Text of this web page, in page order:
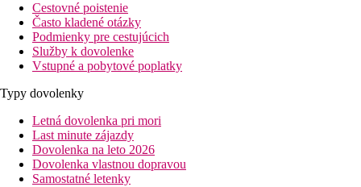
Cestovné poistenie
Často kladené otázky
Podmienky pre cestujúcich
Služby k dovolenke
Vstupné a pobytové poplatky
Typy dovolenky
Letná dovolenka pri mori
Last minute zájazdy
Dovolenka na leto 2026
Dovolenka vlastnou dopravou
Samostatné letenky